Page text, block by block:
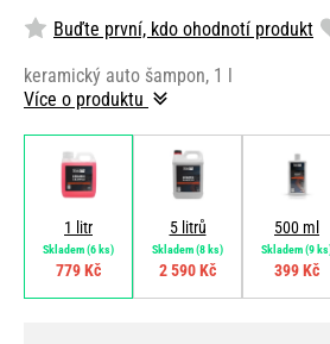
Buďte první, kdo ohodnotí produkt
keramický auto šampon, 1 l
Více o produktu
1 litr
Skladem(6 ks)
779 Kč
5 litrů
Skladem(8 ks)
2 590 Kč
500 ml
Skladem(9
399 Kč